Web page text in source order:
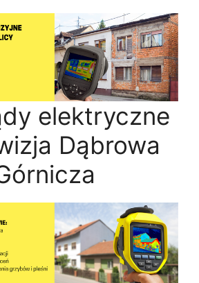
elektryczne
Dąbrowa